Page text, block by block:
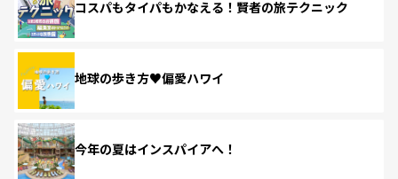
コスパもタイパもかなえる！賢者の旅テクニック
地球の歩き方♥偏愛ハワイ
今年の夏はインスパイアへ！